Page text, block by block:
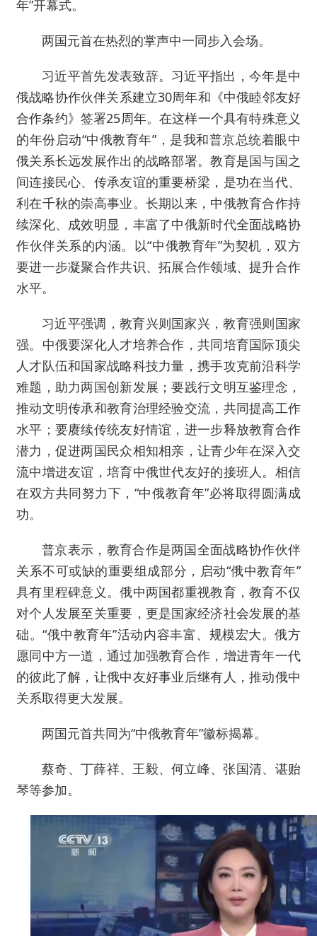
年”开幕式。
两国元首在热烈的掌声中一同步入会场。
习近平首先发表致辞。习近平指出，今年是中
俄战略协作伙伴关系建立30周年和《中俄睦邻友好
合作条约》签署25周年。在这样一个具有特殊意义
的年份启动“中俄教育年”，是我和普京总统着眼中
俄关系长远发展作出的战略部署。教育是国与国之
间连接民心、传承友谊的重要桥梁，是功在当代、
利在千秋的崇高事业。长期以来，中俄教育合作持
续深化、成效明显，丰富了中俄新时代全面战略协
作伙伴关系的内涵。以“中俄教育年”为契机，双方
要进一步凝聚合作共识、拓展合作领域、提升合作
水平。
习近平强调，教育兴则国家兴，教育强则国家
强。中俄要深化人才培养合作，共同培育国际顶尖
人才队伍和国家战略科技力量，携手攻克前沿科学
难题，助力两国创新发展；要践行文明互鉴理念，
推动文明传承和教育治理经验交流，共同提高工作
水平；要赓续传统友好情谊，进一步释放教育合作
潜力，促进两国民众相知相亲，让青少年在深入交
流中增进友谊，培育中俄世代友好的接班人。相信
在双方共同努力下，“中俄教育年”必将取得圆满成
功。
普京表示，教育合作是两国全面战略协作伙伴
关系不可或缺的重要组成部分，启动“俄中教育年”
具有里程碑意义。俄中两国都重视教育，教育不仅
对个人发展至关重要，更是国家经济社会发展的基
础。“俄中教育年”活动内容丰富、规模宏大。俄方
愿同中方一道，通过加强教育合作，增进青年一代
的彼此了解，让俄中友好事业后继有人，推动俄中
关系取得更大发展。
两国元首共同为“中俄教育年”徽标揭幕。
蔡奇、丁薛祥、王毅、何立峰、张国清、谌贻
琴等参加。